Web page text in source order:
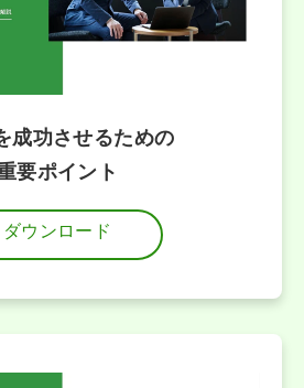
成功させるための
要ポイント
ダウンロード